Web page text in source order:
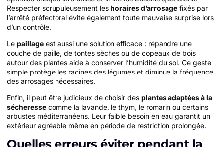
Respecter scrupuleusement les horaires d’arrosage fixés par
l’arrêté préfectoral évite également toute mauvaise surprise lors
d’un contrôle.
Le paillage est aussi une solution efficace : répandre une
couche de paille, de tontes sèches ou de copeaux de bois
autour des plantes aide à conserver l’humidité du sol. Ce geste
simple protège les racines des légumes et diminue la fréquence
des arrosages nécessaires.
Enfin, il peut être judicieux de choisir des plantes adaptées à la
sécheresse comme la lavande, le thym, le romarin ou certains
arbustes méditerranéens. Leur faible besoin en eau garantit un
extérieur agréable même en période de restriction prolongée.
Quelles erreurs éviter pendant la